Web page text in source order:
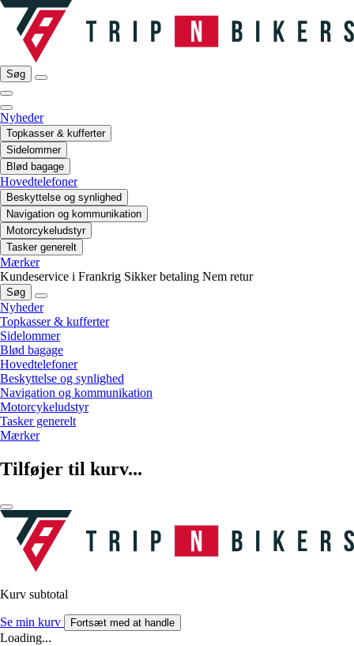
Søg
Nyheder
Topkasser & kufferter
Sidelommer
Blød bagage
Hovedtelefoner
Beskyttelse og synlighed
Navigation og kommunikation
Motorcykeludstyr
Tasker generelt
Mærker
Kundeservice i Frankrig Sikker betaling Nem retur
Søg
Nyheder
Topkasser & kufferter
Sidelommer
Blød bagage
Hovedtelefoner
Beskyttelse og synlighed
Navigation og kommunikation
Motorcykeludstyr
Tasker generelt
Mærker
Tilføjer til kurv...
Kurv subtotal
Se min kurv Fortsæt med at handle
Loading...